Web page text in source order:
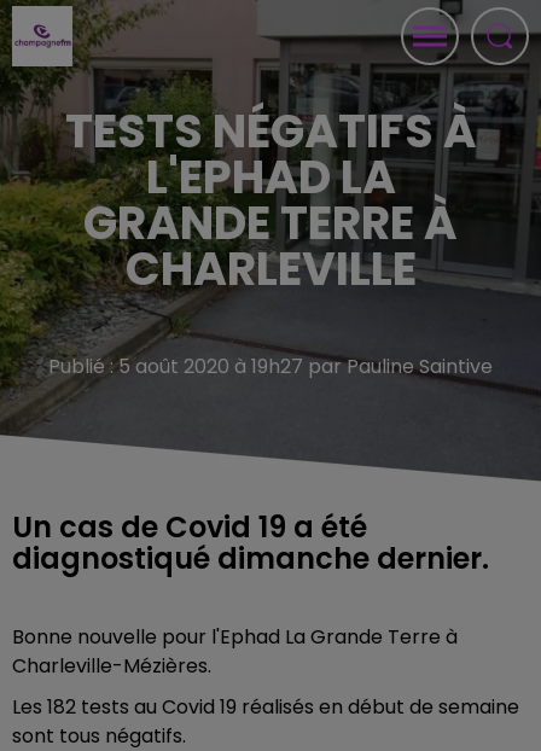
TESTS NÉGATIFS À
L'EPHAD LA
GRANDE TERRE À
CHARLEVILLE
Publié : 5 août 2020 à 19h27 par Pauline Saintive
Un cas de Covid 19 a été
diagnostiqué dimanche dernier.
Bonne nouvelle pour l'Ephad La Grande Terre à
Charleville-Mézières.
Les 182 tests au Covid 19 réalisés en début de semaine
sont tous négatifs.